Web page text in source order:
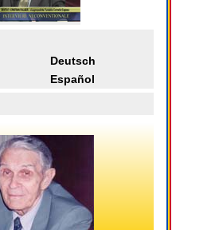
Deutsch
Español